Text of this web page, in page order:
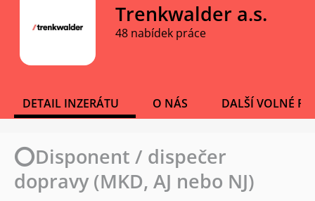
Trenkwalder a.s.
48 nabídek práce
DETAIL INZERÁTU O NÁS DALŠÍ VOLNÉ
⭕Disponent / dispečer
dopravy (MKD, AJ nebo NJ)